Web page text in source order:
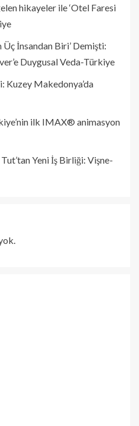
hikayeler ile ‘Otel Faresi
İnsandan Biri’ Demişti:
Duygusal Veda-Türkiye
Kuzey Makedonya’da
ilk IMAX® animasyon
Yeni İş Birliği: Vişne-